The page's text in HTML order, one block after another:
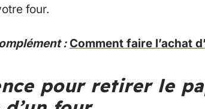
four.
: Comment faire l’achat
pour retirer le